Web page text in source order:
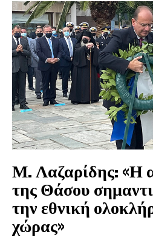
Μ. Λαζαρίδης: «Η
της Θάσου
την εθνική
χώρας»